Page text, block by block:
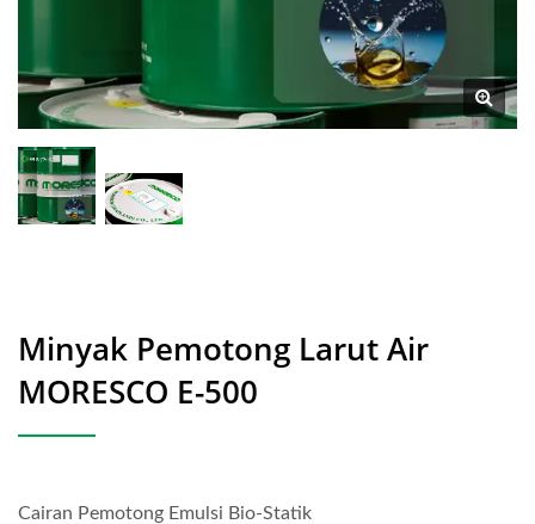
Minyak Pemotong Larut Air
MORESCO E-500
Cairan Pemotong Emulsi Bio-Statik